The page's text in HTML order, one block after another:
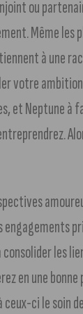
ou
Même les
à une
votre
et Neptune
engagements
les
en une
ceux-ci le soin